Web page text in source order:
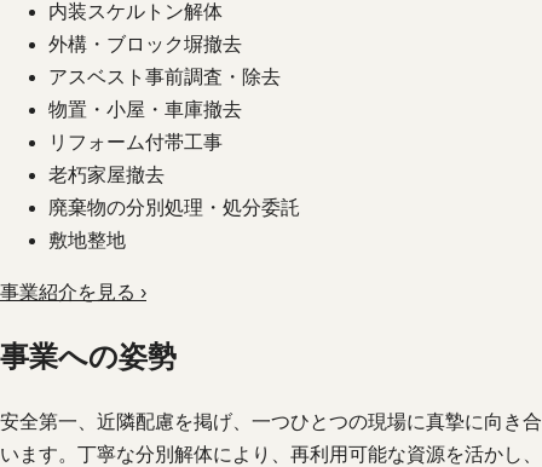
内装スケルトン解体
外構・ブロック塀撤去
アスベスト事前調査・除去
物置・小屋・車庫撤去
リフォーム付帯工事
老朽家屋撤去
廃棄物の分別処理・処分委託
敷地整地
事業紹介を見る ›
事業への姿勢
安全第一、近隣配慮を掲げ、一つひとつの現場に真摯に向き合
います。丁寧な分別解体により、再利用可能な資源を活かし、